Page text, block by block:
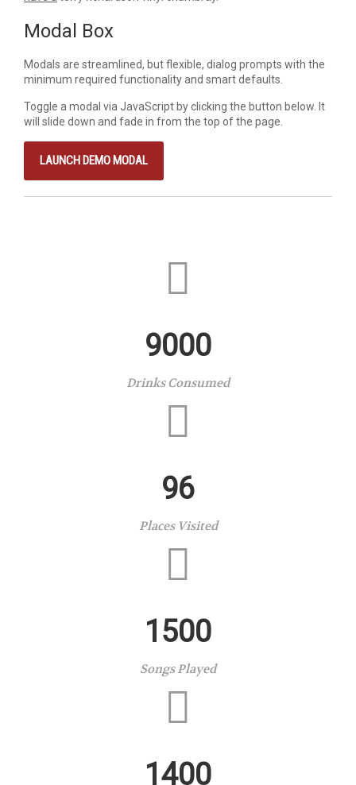
Modal Box
Modals are streamlined, but flexible, dialog prompts with the
minimum required functionality and smart defaults.
Toggle a modal via JavaScript by clicking the button below. It
will slide down and fade in from the top of the page.
LAUNCH DEMO MODAL
9000
Drinks Consumed
96
Places Visited
1500
Songs Played
1400